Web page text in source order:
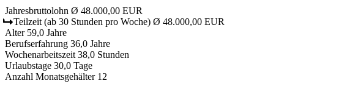
Jahresbruttolohn Ø 48.000,00 EUR
Teilzeit (ab 30 Stunden pro Woche) Ø 48.000,00 EUR
Alter 59,0 Jahre
Berufserfahrung 36,0 Jahre
Wochenarbeitszeit 38,0 Stunden
Urlaubstage 30,0 Tage
Anzahl Monatsgehälter 12